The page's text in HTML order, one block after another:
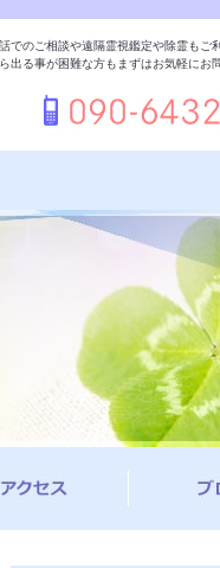
のご相談や遠隔霊視鑑定や除霊もご
出る事が困難な方もまずはお気軽にお